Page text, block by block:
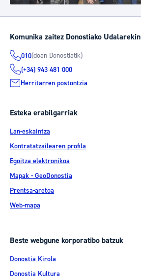
Komunika zaitez Donostiako Udalarekin
010(doan Donostiatik)
(+34) 943 481 000
Herritarren postontzia
Esteka erabilgarriak
Lan-eskaintza
Kontratatzailearen profila
Egoitza elektronikoa
Mapak - GeoDonostia
Prentsa-aretoa
Web-mapa
Beste webgune korporatibo batzuk
Donostia Kirola
Donostia Kultura